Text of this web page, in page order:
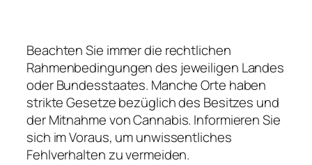
Beachten Sie immer die rechtlichen
Rahmenbedingungen des jeweiligen Landes
oder Bundesstaates. Manche Orte haben
strikte Gesetze bezüglich des Besitzes und
der Mitnahme von Cannabis. Informieren Sie
sich im Voraus, um unwissentliches
Fehlverhalten zu vermeiden.